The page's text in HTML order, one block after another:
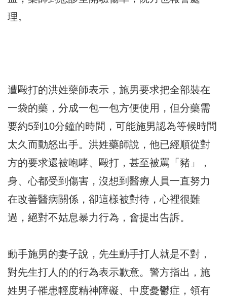
理。
遭毆打的洪姓藥師表示，施男要求把全部裝在
一袋的藥，分成一包一包方便使用，但分藥需
要約5到10分鐘的時間，可能施男認為等候時間
太久而動怒出手。洪姓藥師說，他已經順從對
方的要求還被咆哮、毆打，甚至被罵「豬」，
身、心都受到傷害，沒想到醫療人員一直努力
在改善醫病關係，卻這樣被對待，心裡很難
過，絕對不姑息暴力行為，會提出告訴。
動手施男的妻子說，先生動手打人就是不對，
對先生打人的的行為表示歉意。警方指出，施
姓男子罹患輕度精神障礙、中度憂鬱症，領有